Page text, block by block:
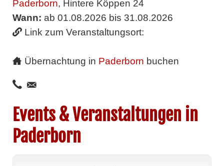
Paderborn, Hintere Köppen 24
Wann: ab 01.08.2026 bis 31.08.2026
Link zum Veranstaltungsort:
Übernachtung in Paderborn buchen
Events & Veranstaltungen in
Paderborn